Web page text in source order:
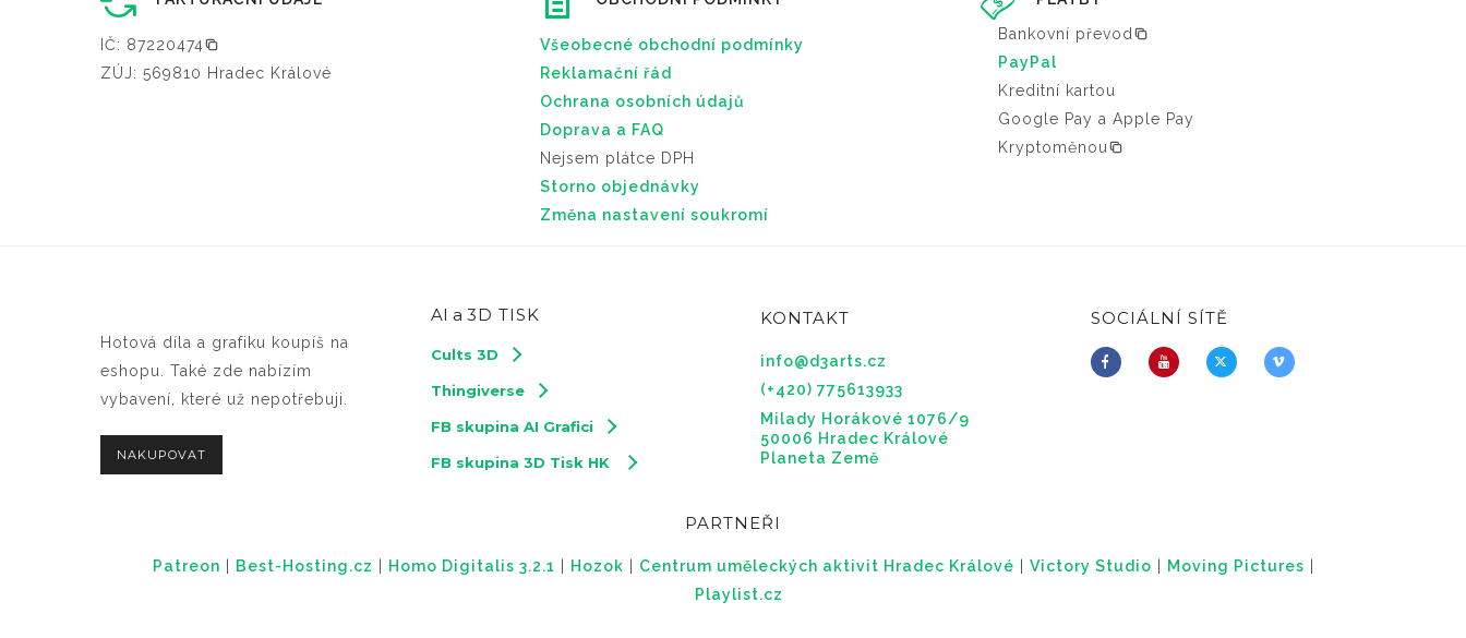
IČ: 87220474
ZÚJ: 569810 Hradec Králové
Všeobecné obchodní podmínky
Reklamační řád
Ochrana osobních údajů
Doprava a FAQ
Nejsem plátce DPH
Storno objednávky
Změna nastavení soukromí
Bankovní převod
PayPal
Kreditní kartou
Google Pay a Apple Pay
Kryptoměnou
Hotová díla a grafiku koupíš na
eshopu. Také zde nabízím
vybavení, které už nepotřebuji.
NAKUPOVAT
AI a 3D TISK
Cults 3D
Thingiverse
FB skupina AI Grafici
FB skupina 3D Tisk HK
KONTAKT
info@d3arts.cz
(+420) 775613933
Milady Horákové 1076/9
50006 Hradec Králové
Planeta Země
SOCIÁLNÍ SÍTĚ
PARTNEŘI
Patreon Best-Hosting.cz Homo Digitalis 3.2.1 Hozok Centrum uměleckých aktivit Hradec Králové Victory Studio Moving Pictures
Playlist.cz